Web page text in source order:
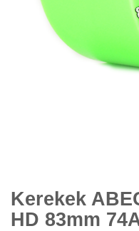
elejére
Kerekek
HD 83mm